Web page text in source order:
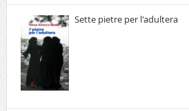
Sette pietre per l'adultera